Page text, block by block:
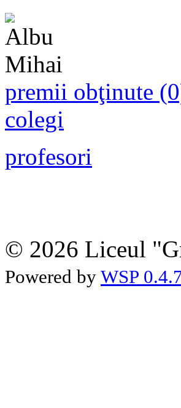
premii obţinute
colegi
profesori
© 2026 Liceul
Powered by WSP